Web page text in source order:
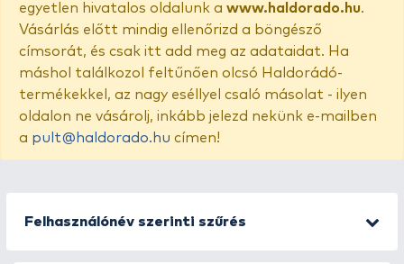
egyetlen hivatalos oldalunk a www.haldorado.hu.
Vásárlás előtt mindig ellenőrizd a böngésző
címsorát, és csak itt add meg az adataidat. Ha
máshol találkozol feltűnően olcsó Haldorádó-
termékekkel, az nagy eséllyel csaló másolat - ilyen
oldalon ne vásárolj, inkább jelezd nekünk e-mailben
a pult@haldorado.hu címen!
Felhasználónév szerinti szűrés